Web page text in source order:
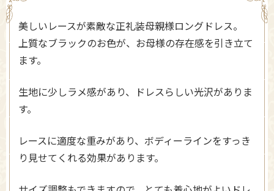
美しいレースが素敵な正礼装母親様ロングドレス。
上質なブラックのお色が、お母様の存在感を引き立て
ます。
生地に少しラメ感があり、ドレスらしい光沢がありま
す。
レースに適度な重みがあり、ボディーラインをすっき
り見せてくれる効果があります。